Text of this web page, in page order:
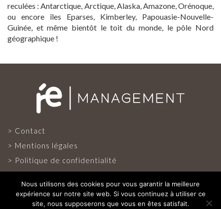
reculées : Antarctique, Arctique, Alaska, Amazone, Orénoque,
ou encore îles Eparses, Kimberley, Papouasie-Nouvelle-
Guinée, et même bientôt le toit du monde, le pôle Nord
géographique !
Contact
Mentions légales
Politique de confidentialité
Nous utilisons des cookies pour vous garantir la meilleure
expérience sur notre site web. Si vous continuez à utiliser ce
site, nous supposerons que vous en êtes satisfait.